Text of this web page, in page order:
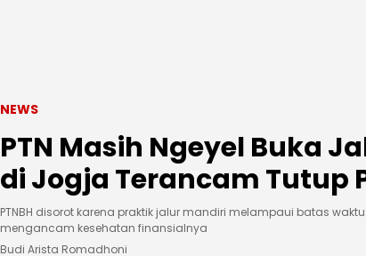
NEWS
PTN Masih Ngeyel Buka
di Jogja Terancam Tutup
PTNBH disorot karena praktik jalur mandiri melampaui batas
mengancam kesehatan finansialnya
Budi Arista Romadhoni